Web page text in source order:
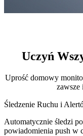
Uczyń
Uprość domowy
zawsze
Śledzenie Ruchu i
Automatycznie śledzi
powiadomienia push w